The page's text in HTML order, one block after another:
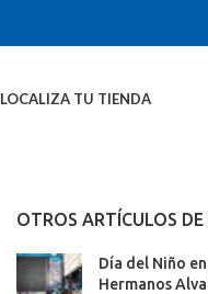
LOCALIZA TU TIENDA
OTROS ARTÍCULOS DE
Día del Niño
Hermanos